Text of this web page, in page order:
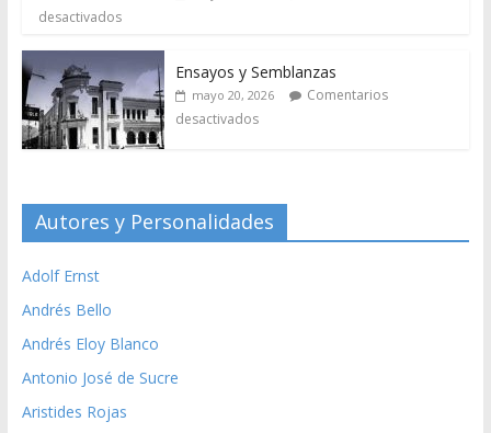
desactivados
Ensayos y Semblanzas
mayo 20, 2026
Comentarios
desactivados
Autores y Personalidades
Adolf Ernst
Andrés Bello
Andrés Eloy Blanco
Antonio José de Sucre
Aristides Rojas